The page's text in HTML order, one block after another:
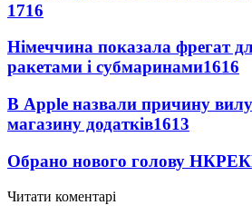
1716
Німеччина показала фрегат
ракетами і субмаринами1616
В Apple назвали причину
магазину додатків1613
Обрано нового голову
Читати коментарі